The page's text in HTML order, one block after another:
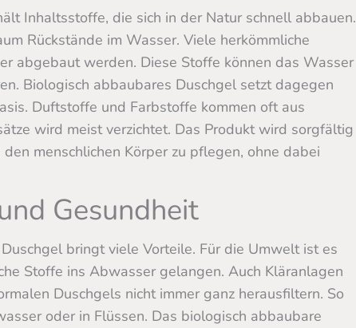
Inhaltsstoffe, die sich in der Natur schnell abbauen.
Rückstände im Wasser. Viele herkömmliche
abgebaut werden. Diese Stoffe können das Wasser
Biologisch abbaubares Duschgel setzt dagegen
Duftstoffe und Farbstoffe kommen oft aus
wird meist verzichtet. Das Produkt wird sorgfältig
menschlichen Körper zu pflegen, ohne dabei
Gesundheit
bringt viele Vorteile. Für die Umwelt ist es
Stoffe ins Abwasser gelangen. Auch Kläranlagen
Duschgels nicht immer ganz herausfiltern. So
oder in Flüssen. Das biologisch abbaubare